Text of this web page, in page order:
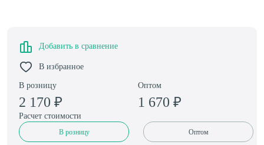
В розницу
2 170 ₽
Оптом
1 670 ₽
Добавить в сравнение
В избранное
Расчет стоимости
В розницу Оптом